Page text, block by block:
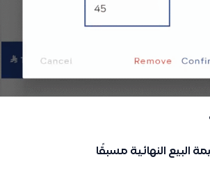
البيع النهائية مسبقًا